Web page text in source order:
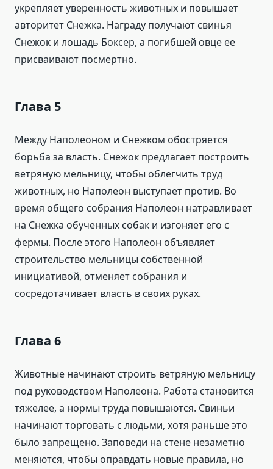
укрепляет уверенность животных и повышает
авторитет Снежка. Награду получают свинья
Снежок и лошадь Боксер, а погибшей овце ее
присваивают посмертно.
Глава 5
Между Наполеоном и Снежком обостряется
борьба за власть. Снежок предлагает построить
ветряную мельницу, чтобы облегчить труд
животных, но Наполеон выступает против. Во
время общего собрания Наполеон натравливает
на Снежка обученных собак и изгоняет его с
фермы. После этого Наполеон объявляет
строительство мельницы собственной
инициативой, отменяет собрания и
сосредотачивает власть в своих руках.
Глава 6
Животные начинают строить ветряную мельницу
под руководством Наполеона. Работа становится
тяжелее, а нормы труда повышаются. Свиньи
начинают торговать с людьми, хотя раньше это
было запрещено. Заповеди на стене незаметно
меняются, чтобы оправдать новые правила, но